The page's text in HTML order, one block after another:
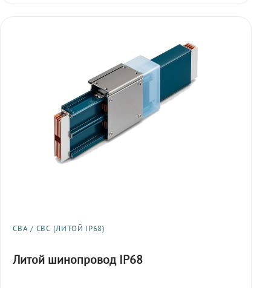
СВА / СВС (ЛИТОЙ IP68)
Литой шинопровод IP68